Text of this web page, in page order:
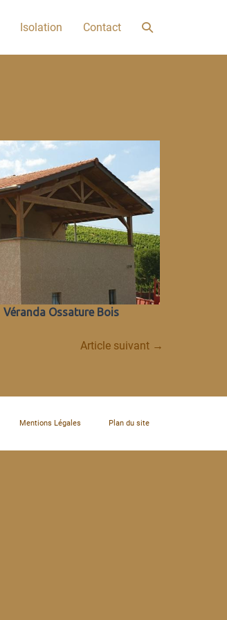
Isolation Contact
Basculer
Véranda Ossature Bois
Article suivant →
Mentions Légales Plan du site